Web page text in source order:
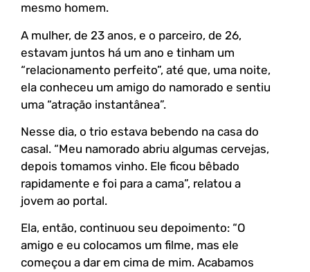
mesmo homem.
A mulher, de 23 anos, e o parceiro, de 26,
estavam juntos há um ano e tinham um
“relacionamento perfeito”, até que, uma noite,
ela conheceu um amigo do namorado e sentiu
uma “atração instantânea”.
Nesse dia, o trio estava bebendo na casa do
casal. “Meu namorado abriu algumas cervejas,
depois tomamos vinho. Ele ficou bêbado
rapidamente e foi para a cama”, relatou a
jovem ao portal.
Ela, então, continuou seu depoimento: “O
amigo e eu colocamos um filme, mas ele
começou a dar em cima de mim. Acabamos